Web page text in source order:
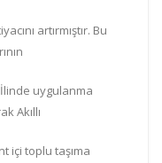
artırmıştır. Bu
uygulanma
Akıllı
içi toplu taşıma